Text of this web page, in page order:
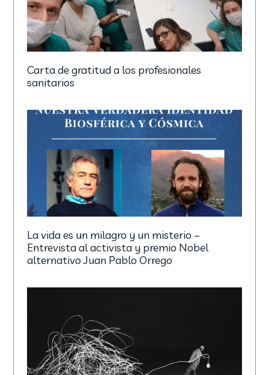
Carta de gratitud a los profesionales
sanitarios
La vida es un milagro y un misterio –
Entrevista al activista y premio Nobel
alternativo Juan Pablo Orrego